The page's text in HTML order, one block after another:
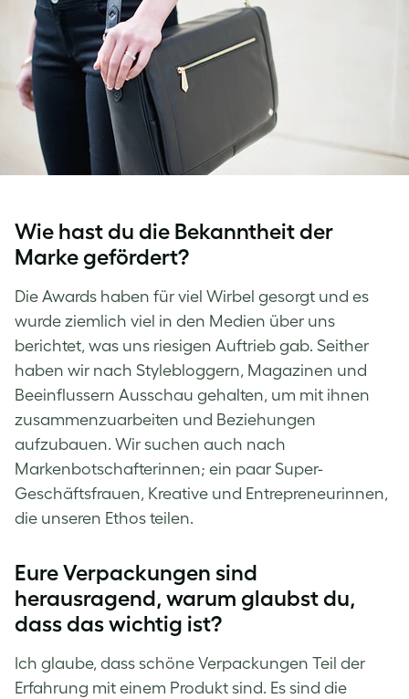
Wie hast du die Bekanntheit der
Marke gefördert?
Die Awards haben für viel Wirbel gesorgt und es
wurde ziemlich viel in den Medien über uns
berichtet, was uns riesigen Auftrieb gab. Seither
haben wir nach Stylebloggern, Magazinen und
Beeinflussern Ausschau gehalten, um mit ihnen
zusammenzuarbeiten und Beziehungen
aufzubauen. Wir suchen auch nach
Markenbotschafterinnen; ein paar Super-
Geschäftsfrauen, Kreative und Entrepreneurinnen,
die unseren Ethos teilen.
Eure Verpackungen sind
herausragend, warum glaubst du,
dass das wichtig ist?
Ich glaube, dass schöne Verpackungen Teil der
Erfahrung mit einem Produkt sind. Es sind die